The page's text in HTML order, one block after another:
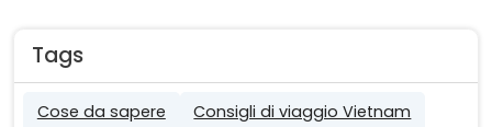
Tags
Cose da sapere
Consigli di viaggio Vietnam